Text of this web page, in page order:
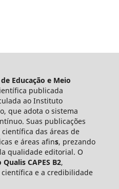
Educação e Meio
publicada
ao Instituto
que adota o sistema
Suas publicações
das áreas de
e áreas afins, prezando
qualidade editorial. O
CAPES B2,
e a credibilidade